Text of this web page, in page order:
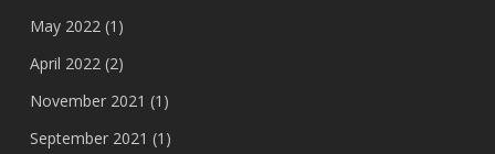
May 2022(1)
April 2022(2)
November 2021 (1)
September 2021 (1)